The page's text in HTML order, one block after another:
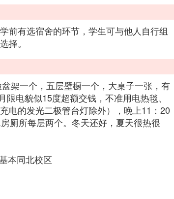
前有选宿舍的环节，学生可与他人自行组
择。
架一个，五层壁橱一个，大桌子一张，有
电貌似15度超额交钱，不准用电热毯、
电的发光二极管台灯除外），晚上11：20
厕所每层两个。冬天还好，夏天很热很
本同北校区